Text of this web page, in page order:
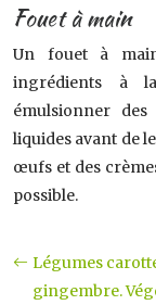
Fouet à main
Un fouet à
ingrédients à
émulsionner
liquides avant de
œufs et des
possible.
Légumes
gingembre.